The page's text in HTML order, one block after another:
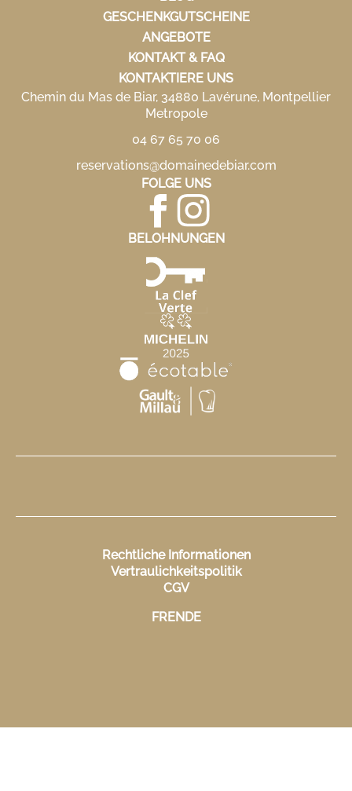
GESCHENKGUTSCHEINE
ANGEBOTE
KONTAKT & FAQ
KONTAKTIERE UNS
Chemin du Mas de Biar, 34880 Lavérune, Montpellier
Metropole
04 67 65 70 06
reservations@domainedebiar.com
FOLGE UNS
BELOHNUNGEN
Rechtliche Informationen
Vertraulichkeitspolitik
CGV
FRENDE